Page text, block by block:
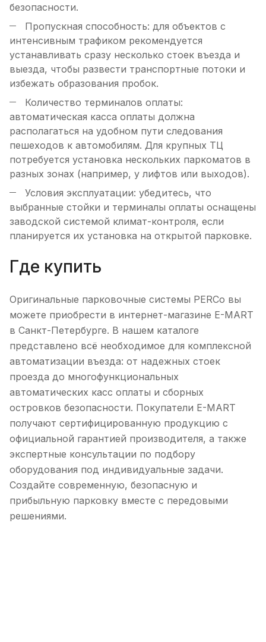
безопасности.
Пропускная способность: для объектов с
интенсивным трафиком рекомендуется
устанавливать сразу несколько стоек въезда и
выезда, чтобы развести транспортные потоки и
избежать образования пробок.
Количество терминалов оплаты:
автоматическая касса оплаты должна
располагаться на удобном пути следования
пешеходов к автомобилям. Для крупных ТЦ
потребуется установка нескольких паркоматов в
разных зонах (например, у лифтов или выходов).
Условия эксплуатации: убедитесь, что
выбранные стойки и терминалы оплаты оснащены
заводской системой климат-контроля, если
планируется их установка на открытой парковке.
Где купить
Оригинальные парковочные системы PERCo вы
можете приобрести в интернет-магазине E-MART
в Санкт-Петербурге. В нашем каталоге
представлено всё необходимое для комплексной
автоматизации въезда: от надежных стоек
проезда до многофункциональных
автоматических касс оплаты и сборных
островков безопасности. Покупатели E-MART
получают сертифицированную продукцию с
официальной гарантией производителя, а также
экспертные консультации по подбору
оборудования под индивидуальные задачи.
Создайте современную, безопасную и
прибыльную парковку вместе с передовыми
решениями.